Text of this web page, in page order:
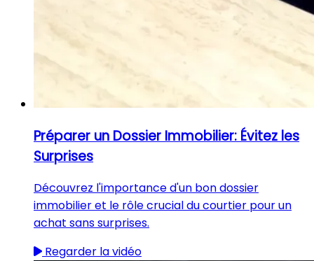
Préparer un Dossier Immobilier: Évitez les
Surprises
Découvrez l'importance d'un bon dossier
immobilier et le rôle crucial du courtier pour un
achat sans surprises.
Regarder la vidéo